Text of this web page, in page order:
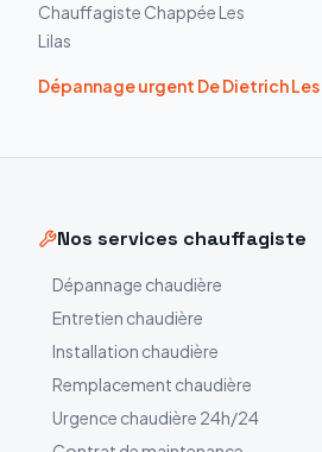
Chauffagiste Chappée Les
Lilas
Dépannage urgent De Dietrich
Nos services chauffagiste
Dépannage chaudière
Entretien chaudière
Installation chaudière
Remplacement chaudière
Urgence chaudière 24h/24